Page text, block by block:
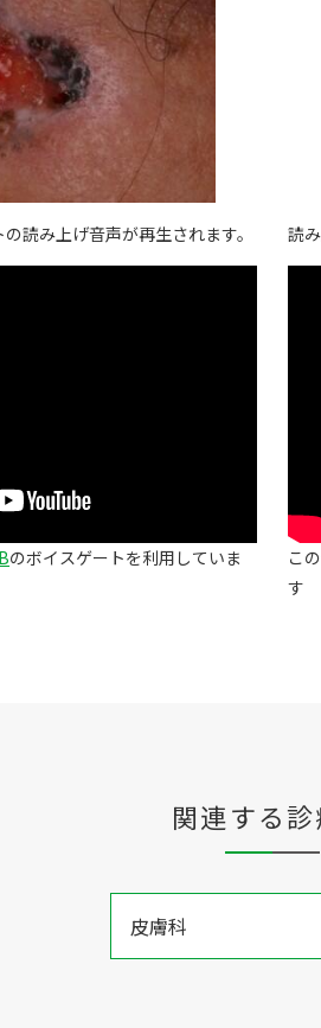
み上げ音声が再生されます。
のボイスゲートを利用していま
読
こ
す
関連する診
皮膚科